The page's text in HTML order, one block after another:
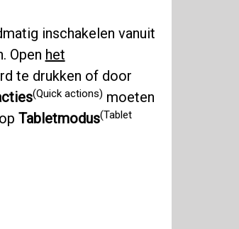
inschakelen vanuit
Open het
te drukken of door
(Quick actions) moeten
Tabletmodus(Tablet